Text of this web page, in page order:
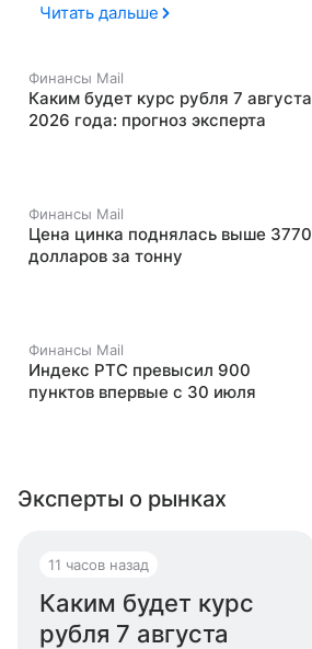
Читать дальше
Финансы Mail
Каким будет курс рубля 7 августа
2026 года: прогноз эксперта
Финансы Mail
Цена цинка поднялась выше 3770
долларов за тонну
Финансы Mail
Индекс РТС превысил 900
пунктов впервые с 30 июля
Эксперты о рынках
11 часов назад
Каким будет курс
рубля 7 августа